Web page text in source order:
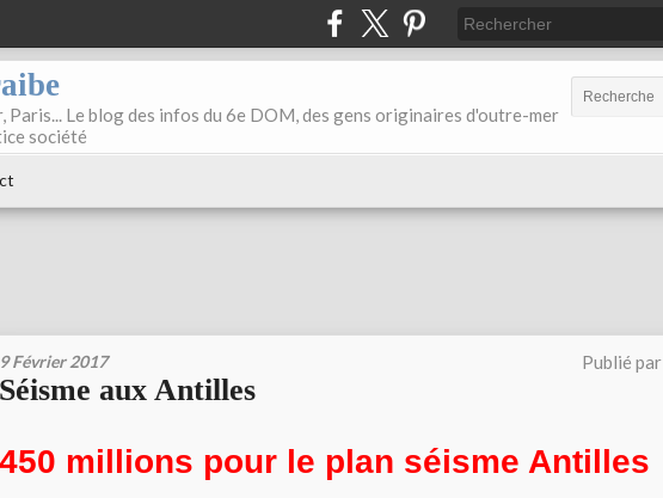
Paris... Le blog des infos du 6e DOM, des gens originaires d'outre-mer
société
9 Février 2017 Publié par
Séisme aux Antilles
450 millions pour le plan séisme Antilles